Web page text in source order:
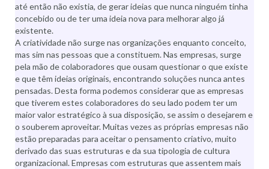
até então não existia, de gerar ideias que nunca ninguém tinha
concebido ou de ter uma ideia nova para melhorar algo já
existente.
A criatividade não surge nas organizações enquanto conceito,
mas sim nas pessoas que a constituem. Nas empresas, surge
pela mão de colaboradores que ousam questionar o que existe
e que têm ideias originais, encontrando soluções nunca antes
pensadas. Desta forma podemos considerar que as empresas
que tiverem estes colaboradores do seu lado podem ter um
maior valor estratégico à sua disposição, se assim o desejarem e
o souberem aproveitar. Muitas vezes as próprias empresas não
estão preparadas para aceitar o pensamento criativo, muito
derivado das suas estruturas e da sua tipologia de cultura
organizacional. Empresas com estruturas que assentem mais